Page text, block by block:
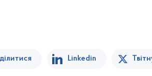
Linkedin